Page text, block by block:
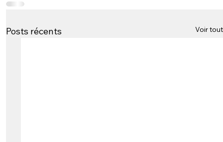
Posts récents Voir tout